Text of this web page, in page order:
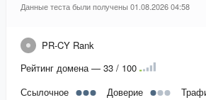
Данные теста были получены 01.08.2026 04:58
PR-CY Rank
Рейтинг домена — 33 / 100
Ссылочное
Доверие